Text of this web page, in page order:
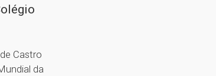
Castro
da